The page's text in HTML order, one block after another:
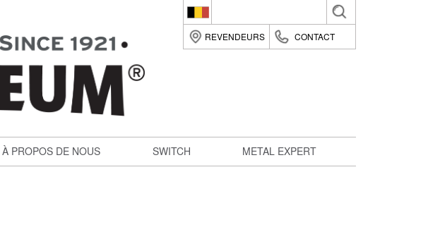
Belgique (fr)
Italia (it)
REVENDEURS CONTACT
À PROPOS DE NOUS SWITCH METAL EXPERT